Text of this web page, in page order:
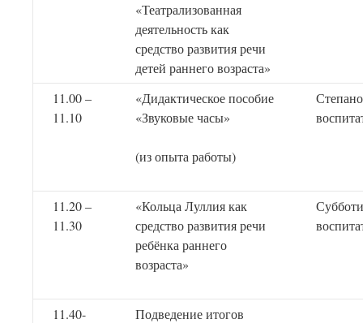
«Театрализованная
деятельность как
средство развития речи
детей раннего возраста»
11.00 –
11.10
«Дидактическое пособие
«Звуковые часы»
(из опыта работы)
11.20 –
11.30
«Кольца Луллия как
средство развития речи
ребёнка раннего
возраста»
11.40-
Подведение итогов